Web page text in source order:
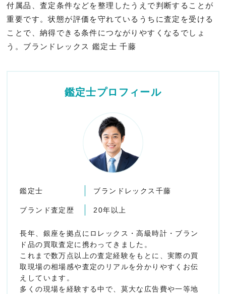
付属品、査定条件などを整理したうえで判断することが
重要です。状態が評価を守れているうちに査定を受ける
ことで、納得できる条件につながりやすくなるでしょ
う。ブランドレックス 鑑定士 千藤
鑑定士プロフィール
鑑定士 ブランドレックス千藤
ブランド査定歴 20年以上
長年、銀座を拠点にロレックス・高級時計・ブラン
ド品の買取査定に携わってきました。
これまで数万点以上の査定経験をもとに、実際の買
取現場の相場感や査定のリアルを分かりやすくお伝
えしています。
多くの現場を経験する中で、莫大な広告費や一等地